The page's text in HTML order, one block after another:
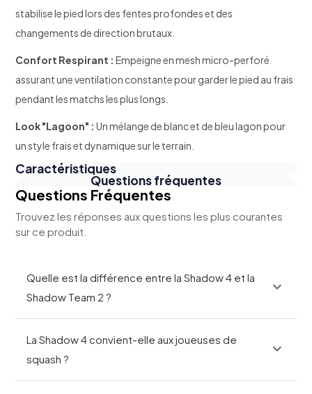
stabilise le pied lors des fentes profondes et des
changements de direction brutaux.
Confort Respirant : Empeigne en mesh micro-perforé
assurant une ventilation constante pour garder le pied au frais
pendant les matchs les plus longs.
Look "Lagoon" : Un mélange de blanc et de bleu lagon pour
un style frais et dynamique sur le terrain.
Caractéristiques
Questions fréquentes
Questions Fréquentes
Trouvez les réponses aux questions les plus courantes
sur ce produit.
Quelle est la différence entre la Shadow 4 et la
Shadow Team 2 ?
expand_more
La Shadow 4 convient-elle aux joueuses de
squash ?
expand_more